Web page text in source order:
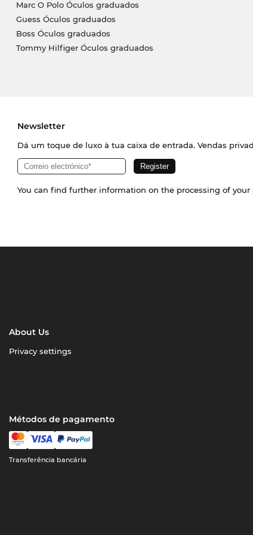
Marc O Polo Óculos graduados
Guess Óculos graduados
Boss Óculos graduados
Tommy Hilfiger Óculos graduados
Newsletter
Dá um toque de luxo à tua caixa de entrada. Vendas
You can find further information on the processing of your
About Us
Privacy settings
Métodos de pagamento
Transferência bancária